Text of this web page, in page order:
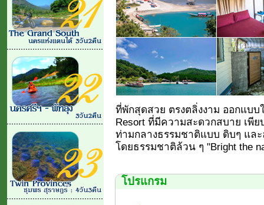
ที่พักสุดสวย ตรงตลิ่งงาม ออกแบ
Resort ที่มีความสะดวกสบาย เพี
ท่ามกลางธรรมชาติแบบ ดิบๆ แล
โดยธรรมชาติล้วน ๆ "Bright the
โปรแกรม